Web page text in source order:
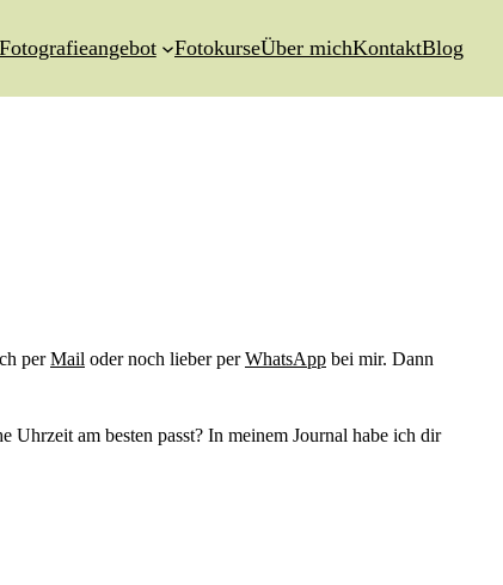
Fotografieangebot FotokurseÜber michKontaktBlog
perMail oder noch lieber perWhatsApp bei mir. Dann
am besten passt? In meinem Journal habe ich dir